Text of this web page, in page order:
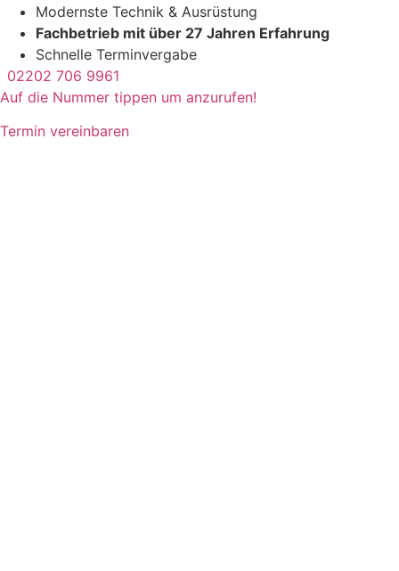
Modernste Technik & Ausrüstung
Fachbetrieb mit über 27 Jahren Erfahrung
Schnelle Terminvergabe
02202 706 9961
Auf die Nummer tippen um anzurufen!
Termin vereinbaren